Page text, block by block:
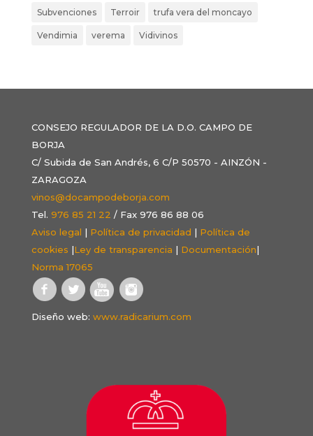
Subvenciones Terroir trufa vera del moncayo
Vendimia verema Vidivinos
CONSEJO REGULADOR DE LA D.O. CAMPO DE
BORJA
C/ Subida de San Andrés, 6 C/P 50570 - AINZÓN -
ZARAGOZA
vinos@docampodeborja.com
Tel. 976 85 21 22 / Fax 976 86 88 06
Aviso legal | Política de privacidad | Política de
cookies |Ley de transparencia | Documentación|
Norma 17065
Diseño web: www.radicarium.com